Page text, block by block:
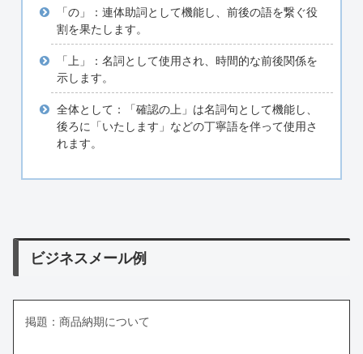
「の」：連体助詞として機能し、前後の語を繋ぐ役
割を果たします。
「上」：名詞として使用され、時間的な前後関係を
示します。
全体として：「確認の上」は名詞句として機能し、
後ろに「いたします」などの丁寧語を伴って使用さ
れます。
ビジネスメール例
掲題：商品納期について